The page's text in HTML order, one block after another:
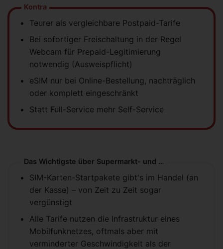
Kontra
Teurer als vergleichbare Postpaid-Tarife
Bei sofortiger Freischaltung in der Regel
Webcam für Prepaid-Legitimierung
notwendig (Ausweispflicht)
eSIM nur bei Online-Bestellung, nachträglich
oder komplett eingeschränkt
Statt Full-Service mehr Self-Service
Das Wichtigste über Supermarkt- und Discounter-Tarife
SIM-Karten-Startpakete gibt's im Handel (an
der Kasse) – von Zeit zu Zeit sogar
vergünstigt
Alle Tarife nutzen die Infrastruktur eines
Mobilfunknetzes, oftmals aber mit
verminderter Geschwindigkeit als der